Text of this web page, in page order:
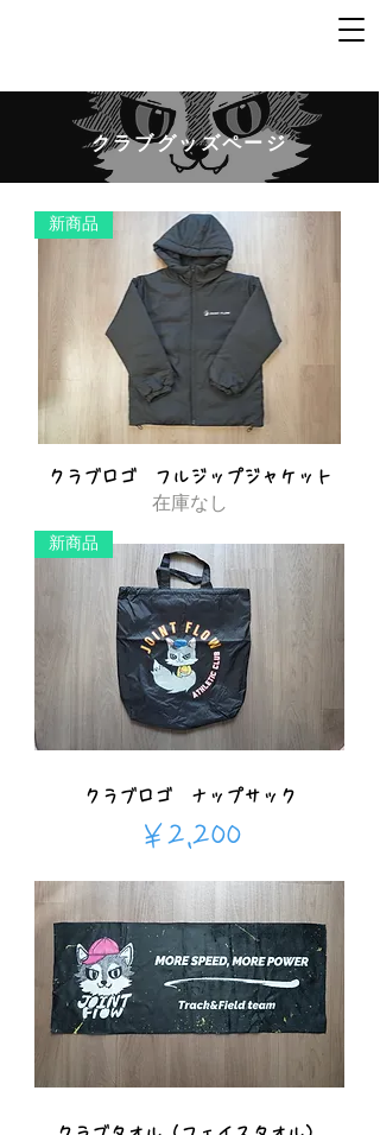
​クラブグッズページ
新商品
クラブロゴ フルジップジャケット
在庫なし
新商品
クラブロゴ ナップサック
価格
￥2,200